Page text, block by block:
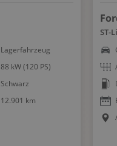
Lagerfahrzeug
88 kW (120 PS)
Schwarz
12.901 km
ST-